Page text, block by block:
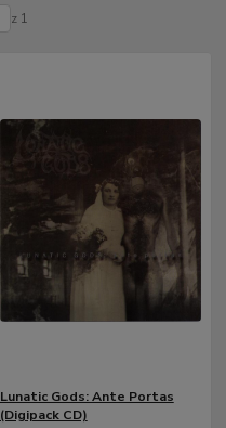
z 1
Lunatic Gods: Ante Portas
(Digipack CD)